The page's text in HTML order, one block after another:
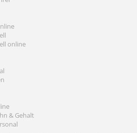
online
& Gehalt